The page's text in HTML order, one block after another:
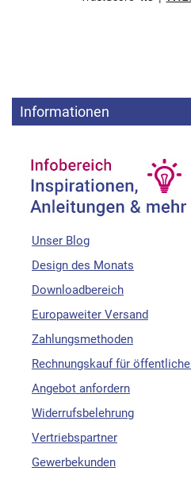
Informationen
Unser Blog
Design des Monats
Downloadbereich
Europaweiter Versand
Zahlungsmethoden
Rechnungskauf für
Angebot anfordern
Widerrufsbelehrung
Vertriebspartner
Gewerbekunden